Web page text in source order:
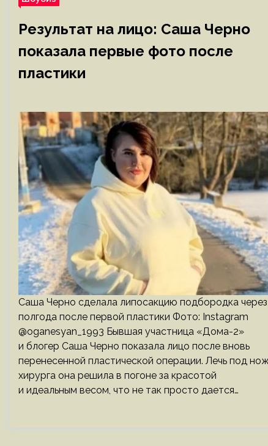
Результат на лицо: Саша Черно
показала первые фото после
пластики
Саша Черно сделала липосакцию подбородка через
полгода после первой пластики Фото: Instagram
@oganesyan_1993 Бывшая участница «Дома-2»
и блогер Саша Черно показала лицо после вновь
перенесенной пластической операции. Лечь под нож
хирурга она решила в погоне за красотой
и идеальным весом, что не так просто дается…